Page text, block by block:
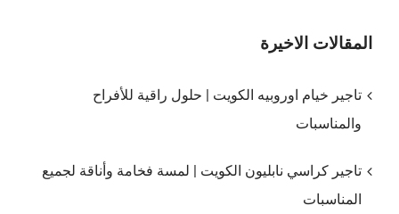
المقالات الاخيرة
تاجير خيام اوروبيه الكويت | حلول راقية للأفراح
والمناسبات
تاجير كراسي نابليون الكويت | لمسة فخامة وأناقة لجميع
المناسبات